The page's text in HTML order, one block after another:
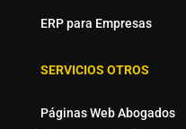
ERP para Empresas
SERVICIOS OTROS
Páginas Web Abogados